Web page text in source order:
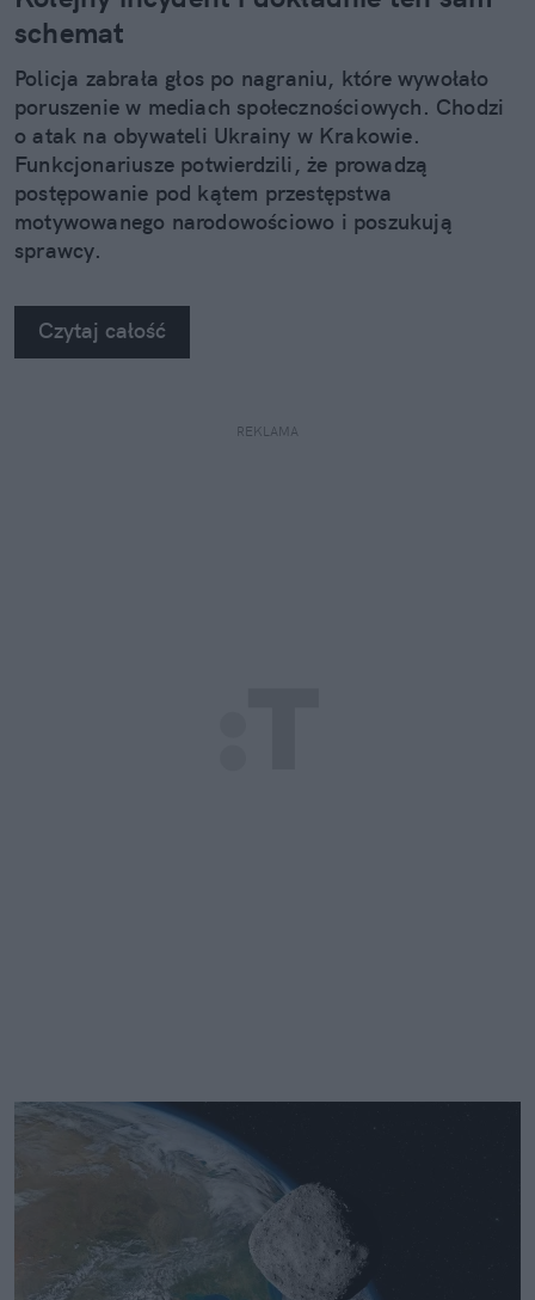
schemat
Policja zabrała głos po nagraniu, które wywołało
poruszenie w mediach społecznościowych. Chodzi
o atak na obywateli Ukrainy w Krakowie.
Funkcjonariusze potwierdzili, że prowadzą
postępowanie pod kątem przestępstwa
motywowanego narodowościowo i poszukują
sprawcy.
Czytaj całość
REKLAMA